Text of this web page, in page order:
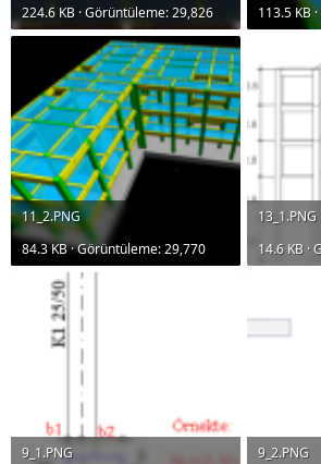
224.6 KB · Görüntüleme: 29,826
113.5 KB
11_2.PNG
84.3 KB · Görüntüleme: 29,770
13_1.PNG
14.6 KB ·
9_1.PNG
9_2.PNG